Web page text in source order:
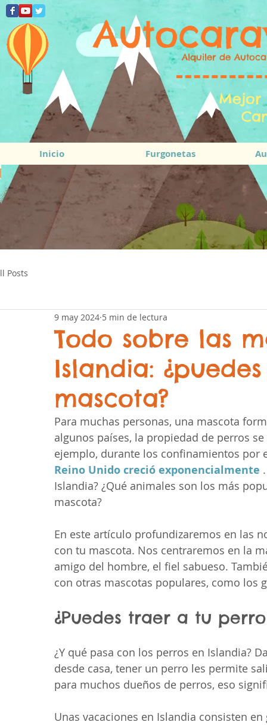
Alquiler de
Mejor
Inicio Furgonetas
Posts
Todo sobre las
Islandia:
mascota?
9 may 2024 5 min de lectura
Para muchas personas, una mascota
algunos países, la propiedad de perros
ejemplo, durante los confinamientos por
Reino Unido creció exponencialmente
Islandia? ¿Qué animales son los más
mascota?
En este artículo profundizaremos en las
con tu mascota. Nos centraremos en la
amigo del hombre, el fiel sabueso.
con otras mascotas populares, como los
¿Puedes traer a tu
¿Y qué pasa con los perros en Islandia?
desde casa, tener un perro les permite
para muchos dueños de perros, eso
Unas vacaciones en Islandia consisten